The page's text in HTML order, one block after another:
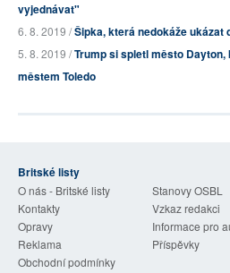
vyjednávat"
6. 8. 2019 /Šipka, která nedokáže ukázat
5. 8. 2019 /Trump si spletl město
městem Toledo
Britské listy
O nás - Britské listy
Stanovy OSBL
Kontakty
Vzkaz redakci
Opravy
Informace pro
Reklama
Příspěvky
Obchodní podmínky